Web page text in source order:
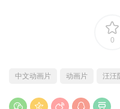
0
中文动画片 动画片 汪汪